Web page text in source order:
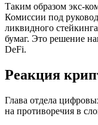
Таким образом экс-
Комиссии под
ликвидного
бумаг. Это решение
DeFi.
Реакция
Глава отдела
на противоречия в